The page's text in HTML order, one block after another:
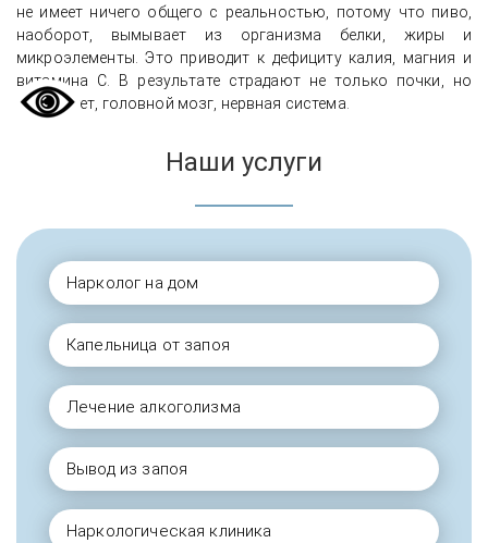
не имеет ничего общего с реальностью, потому что пиво,
наоборот, вымывает из организма белки, жиры и
микроэлементы. Это приводит к дефициту калия, магния и
витамина С. В результате страдают не только почки, но
иммунитет, головной мозг, нервная система.
Наши услуги
Нарколог на дом
Капельница от запоя
Лечение алкоголизма
Вывод из запоя
Наркологическая клиника